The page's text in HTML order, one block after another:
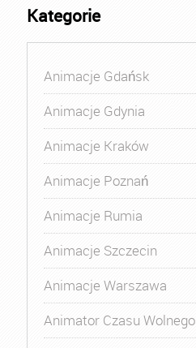
Kategorie
Animacje Gdańsk
Animacje Gdynia
Animacje Kraków
Animacje Poznań
Animacje Rumia
Animacje Szczecin
Animacje Warszawa
Animator Czasu Wolnego